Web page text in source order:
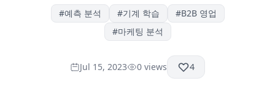
#예측 분석 #기계 학습 #B2B 영업
#마케팅 분석
Jul 15, 2023 0 views 4